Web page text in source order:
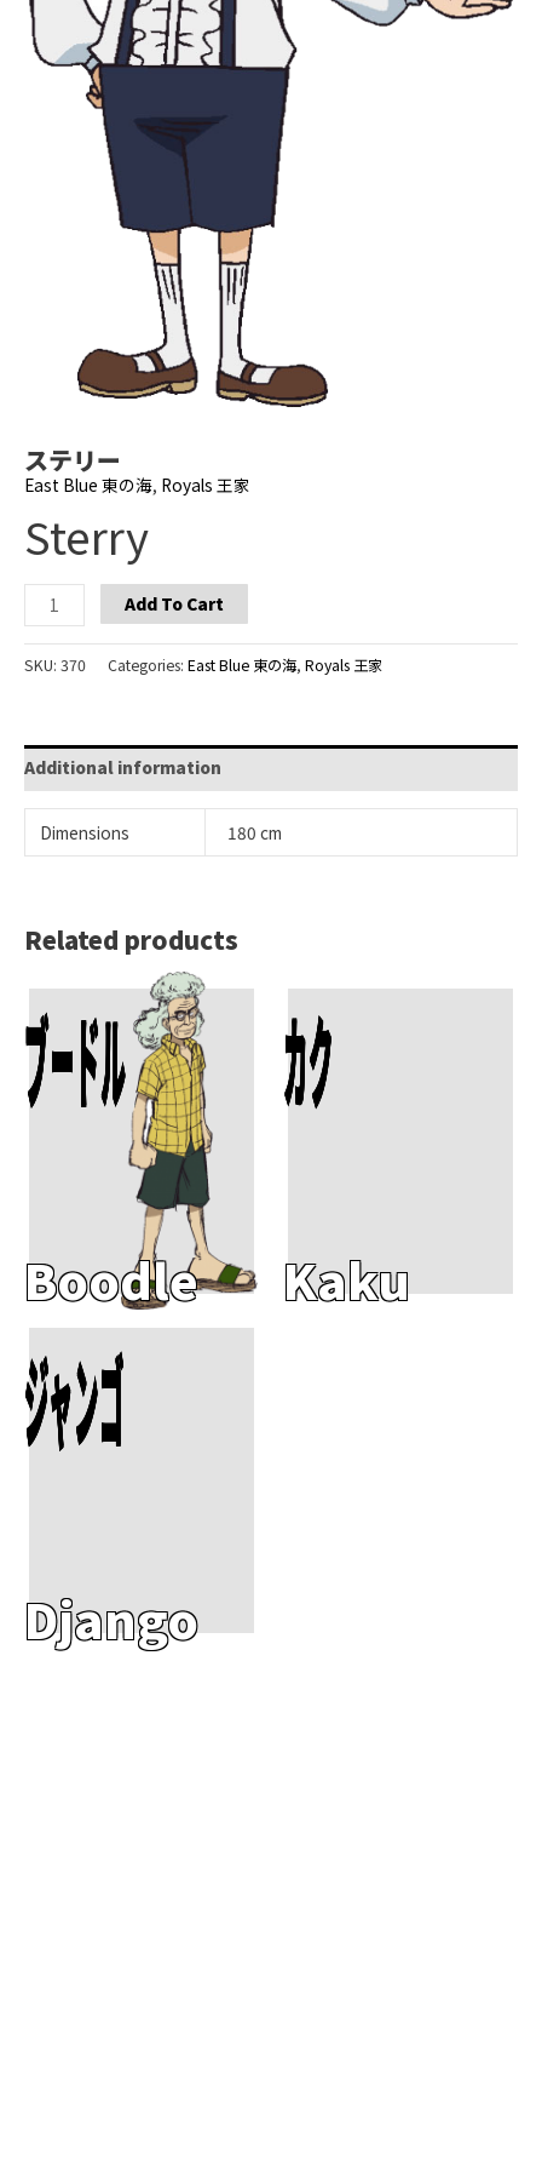
ステリー
East Blue 東の海, Royals 王家
Sterry
Sterry
quantity
Add To Cart
SKU: 370 Categories: East Blue 東の海, Royals 王家
Additional information
Dimensions 180 cm
Related products
ブードル
Boodle
Add To Cart カク
Kaku
Add To Cart
ジャンゴ
Django
Add To Cart